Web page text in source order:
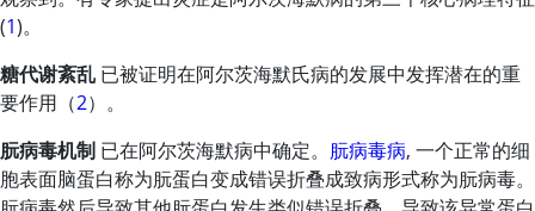
(1)。
糖代谢紊乱 已被证明在阿尔茨海默氏病的发展中发挥潜在的重
要作用（2）。
朊病毒机制 已在阿尔茨海默病中确定。 朊病毒病, 一个正常的细
胞表面脑蛋白称为朊蛋白变成错误折叠成致病形式称为朊病毒。